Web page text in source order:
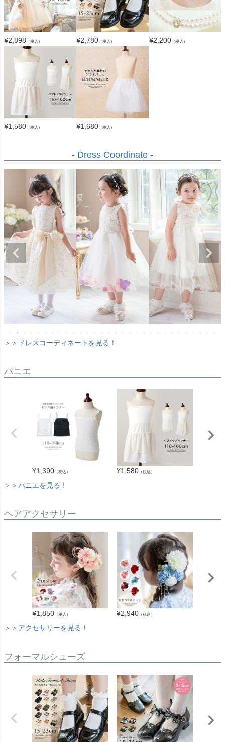
¥2,898 （税込） ¥2,780 （税込） ¥2,200（税込）
¥1,580 （税込） ¥1,680 （税込）
- Dress Coordinate -
＞＞ドレスコーディネートを見る！
パニエ
¥1,390 （税込） ¥1,580 （税込）
＞＞パニエを見る！
ヘアアクセサリー
¥1,850 （税込） ¥2,940 （税込）
＞＞アクセサリーを見る！
フォーマルシューズ